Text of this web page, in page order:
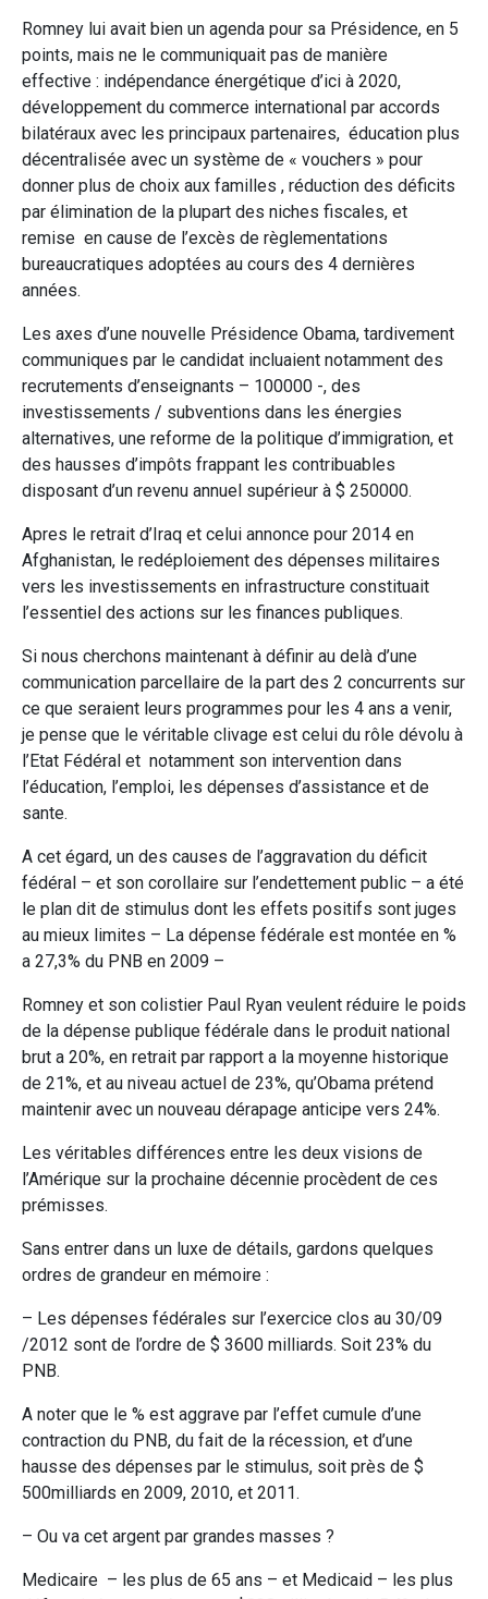
Romney lui avait bien un agenda pour sa Présidence, en 5
points, mais ne le communiquait pas de manière
effective : indépendance énergétique d’ici à 2020,
développement du commerce international par accords
bilatéraux avec les principaux partenaires, éducation plus
décentralisée avec un système de « vouchers » pour
donner plus de choix aux familles , réduction des déficits
par élimination de la plupart des niches fiscales, et
remise en cause de l’excès de règlementations
bureaucratiques adoptées au cours des 4 dernières
années.
Les axes d’une nouvelle Présidence Obama, tardivement
communiques par le candidat incluaient notamment des
recrutements d’enseignants – 100000 -, des
investissements / subventions dans les énergies
alternatives, une reforme de la politique d’immigration, et
des hausses d’impôts frappant les contribuables
disposant d’un revenu annuel supérieur à $ 250000.
Apres le retrait d’Iraq et celui annonce pour 2014 en
Afghanistan, le redéploiement des dépenses militaires
vers les investissements en infrastructure constituait
l’essentiel des actions sur les finances publiques.
Si nous cherchons maintenant à définir au delà d’une
communication parcellaire de la part des 2 concurrents sur
ce que seraient leurs programmes pour les 4 ans a venir,
je pense que le véritable clivage est celui du rôle dévolu à
l’Etat Fédéral et notamment son intervention dans
l’éducation, l’emploi, les dépenses d’assistance et de
sante.
A cet égard, un des causes de l’aggravation du déficit
fédéral – et son corollaire sur l’endettement public – a été
le plan dit de stimulus dont les effets positifs sont juges
au mieux limites – La dépense fédérale est montée en %
a 27,3% du PNB en 2009 –
Romney et son colistier Paul Ryan veulent réduire le poids
de la dépense publique fédérale dans le produit national
brut a 20%, en retrait par rapport a la moyenne historique
de 21%, et au niveau actuel de 23%, qu’Obama prétend
maintenir avec un nouveau dérapage anticipe vers 24%.
Les véritables différences entre les deux visions de
l’Amérique sur la prochaine décennie procèdent de ces
prémisses.
Sans entrer dans un luxe de détails, gardons quelques
ordres de grandeur en mémoire :
– Les dépenses fédérales sur l’exercice clos au 30/09
/2012 sont de l’ordre de $ 3600 milliards. Soit 23% du
PNB.
A noter que le % est aggrave par l’effet cumule d’une
contraction du PNB, du fait de la récession, et d’une
hausse des dépenses par le stimulus, soit près de $
500milliards en 2009, 2010, et 2011.
– Ou va cet argent par grandes masses ?
Medicaire – les plus de 65 ans – et Medicaid – les plus